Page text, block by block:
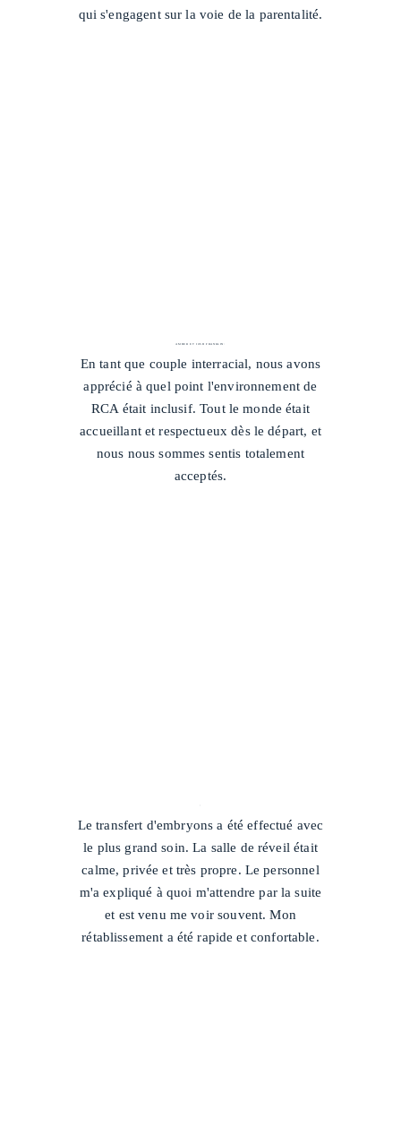
qui s'engagent sur la voie de la parentalité.
AMBER ET JOSH FRANKLIN
En tant que couple interracial, nous avons
apprécié à quel point l'environnement de
RCA était inclusif. Tout le monde était
accueillant et respectueux dès le départ, et
nous nous sommes sentis totalement
acceptés.
Le transfert d'embryons a été effectué avec
le plus grand soin. La salle de réveil était
calme, privée et très propre. Le personnel
m'a expliqué à quoi m'attendre par la suite
et est venu me voir souvent. Mon
rétablissement a été rapide et confortable.